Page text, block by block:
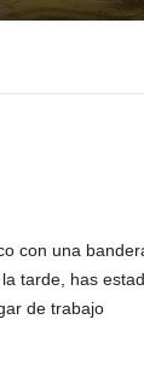
con una
tarde, has
de trabajo